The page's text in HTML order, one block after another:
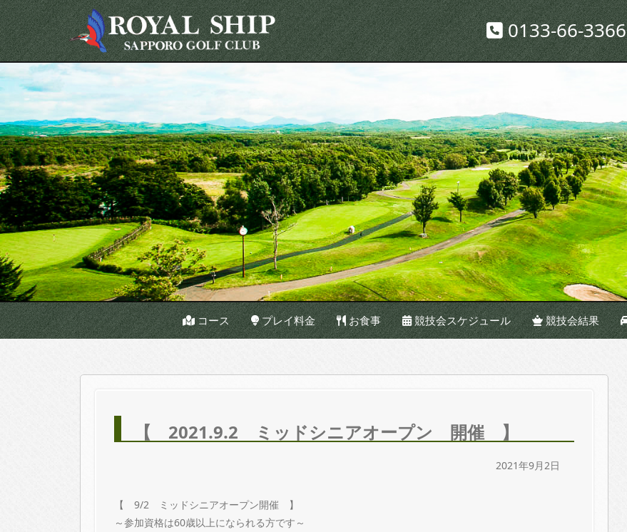
0133-66-3366
コース プレイ料金 お食事 競技会スケジュール 競技会結果
【 2021.9.2 ミッドシニアオープン 開催 】
2021年9月2日
【 9/2 ミッドシニアオープン開催 】
～参加資格は60歳以上になられる方です～